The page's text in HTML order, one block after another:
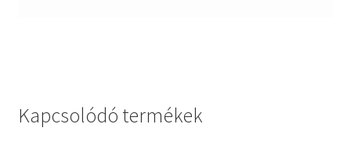
Kapcsolódó termékek